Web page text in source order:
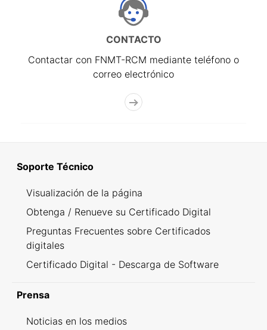
CONTACTO
Contactar con FNMT-RCM mediante teléfono o
correo electrónico
Soporte Técnico
Visualización de la página
Obtenga / Renueve su Certificado Digital
Preguntas Frecuentes sobre Certificados
digitales
Certificado Digital - Descarga de Software
Prensa
Noticias en los medios